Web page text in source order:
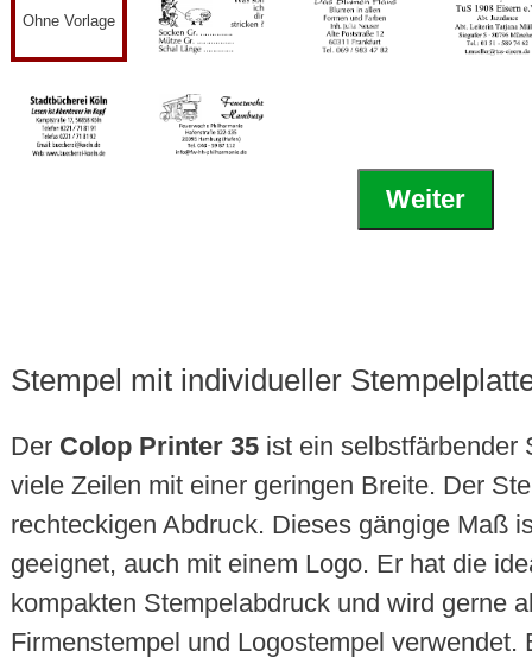
Ohne Vorlage
Weiter
Stempel mit individueller
Der Colop Printer 35ist ein selbstfärbender
viele Zeilen mit einer geringen Breite. Der
rechteckigen Abdruck. Dieses gängige Maß
geeignet, auch mit einem Logo. Er hat die
kompakten Stempelabdruck und wird gerne
Firmenstempel und Logostempel verwendet.